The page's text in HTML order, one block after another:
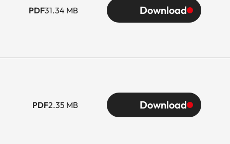
PDF31.34 MB Download
PDF2.35 MB Download